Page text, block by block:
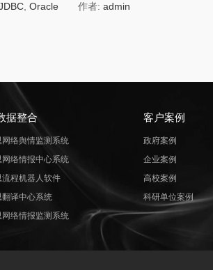
, Oracle 作者: admin
据整合
网络舆情监测系统
网络情报中心系统
流程机器人软件
翻译中心系统
网络情报监测系统
客户案例
政府案例
企业案例
高校案例
科研单位案例